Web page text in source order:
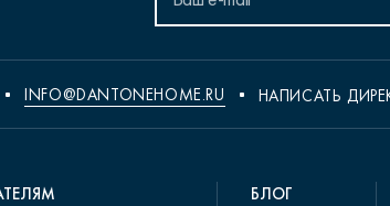
INFO@DANTONEHOME.RU НАПИСАТЬ
БЛОГ